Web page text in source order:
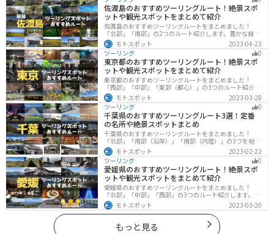
ングに行く際は参考にしてください。
佐渡島のおすすめツーリングルート！絶景スポ
ットや観光スポットをまとめて紹介
佐渡島のおすすめツーリングルートをまとめました！
「北部」「南部」の2つのルート紹介します。豊かな自然
と歴史的なスポット、トキなどの貴重な動物を見られる
スポットが多数あります。バイクで佐渡島にツーリング
に行く際は参考にしてください。
モトスポット
2023-04-23
ツーリング
0
東京都のおすすめツーリングルート！絶景スポ
ットや観光スポットをまとめて紹介
東京都のおすすめツーリングルートをまとめました！
「西部」「中部」「東部（都心）」の3つのルート紹介し
ます。西に行けば奥多摩の自然、東に行けば都心スポッ
トと、自然も街も楽しめるスポットが多数あります。バ
イクで東京都にツーリングに行く際は参考にしてくださ
い。
モトスポット
2023-03-28
ツーリング
0
千葉県のおすすめツーリングルート3選！定番
の名所や絶景スポットまとめ
千葉県のおすすめツーリングルートをまとめました！
「北部」「南部（沿岸）」「南部（内陸）」の3つを地域
別で紹介します！千葉は首都圏からのアクセスも良く、
海と山どちらも堪能できるのでツーリングには最適な場
所です。
モトスポット
2023-02-22
ツーリング
0
愛媛県のおすすめツーリングルート！絶景スポ
ットや観光スポットをまとめて紹介
愛媛県のおすすめツーリングルートをまとめました！
「北部」「中部」「西部」の3つのルート紹介します。山
や海といった自然だけでなく、気軽に渡れる島もあり
様々な楽しみ方ができます。バイクで愛媛県にツーリン
グに行く際は参考にしてください。
モトスポット 2023-03-20
もっと見る